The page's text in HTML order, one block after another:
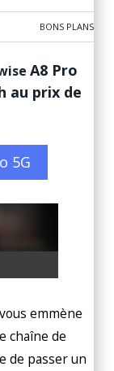
BONS PLANS
A8 Pro
au prix de
5G
emmène
chaîne de
de passer un